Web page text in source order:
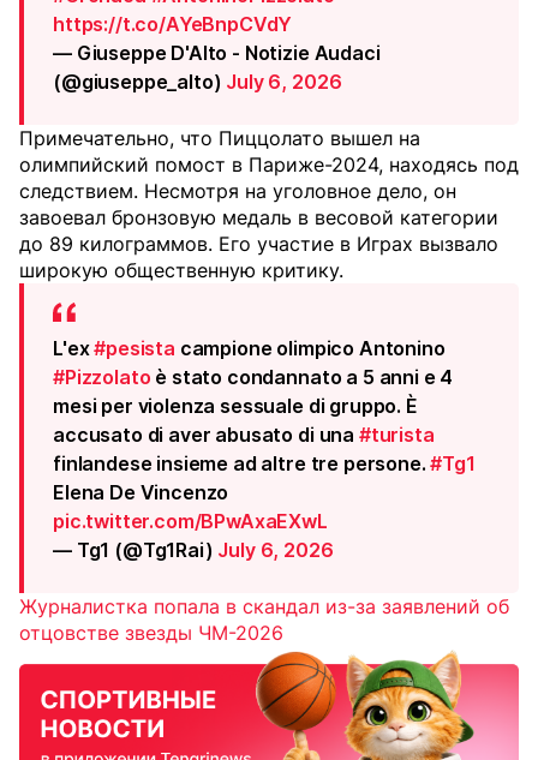
https://t.co/AYeBnpCVdY
— Giuseppe D'Alto - Notizie Audaci
(@giuseppe_alto) July 6, 2026
Примечательно, что Пиццолато вышел на
олимпийский помост в Париже-2024, находясь под
следствием. Несмотря на уголовное дело, он
завоевал бронзовую медаль в весовой категории
до 89 килограммов. Его участие в Играх вызвало
широкую общественную критику.
L'ex#pesista campione olimpico Antonino
#Pizzolato è stato condannato a 5 anni e 4
mesi per violenza sessuale di gruppo. È
accusato di aver abusato di una #turista
finlandese insieme ad altre tre persone.#Tg1
Elena De Vincenzo
pic.twitter.com/BPwAxaEXwL
— Tg1 (@Tg1Rai) July 6, 2026
Журналистка попала в скандал из-за заявлений об
отцовстве звезды ЧМ-2026